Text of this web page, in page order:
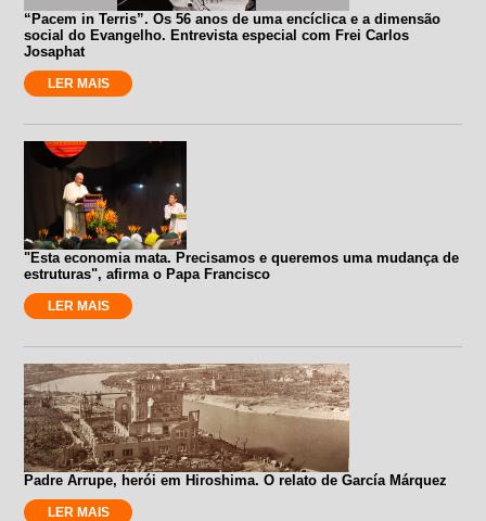
“Pacem in Terris”. Os 56 anos de uma encíclica e a dimensão
social do Evangelho. Entrevista especial com Frei Carlos
Josaphat
LER MAIS
"Esta economia mata. Precisamos e queremos uma mudança de
estruturas", afirma o Papa Francisco
LER MAIS
Padre Arrupe, herói em Hiroshima. O relato de García Márquez
LER MAIS